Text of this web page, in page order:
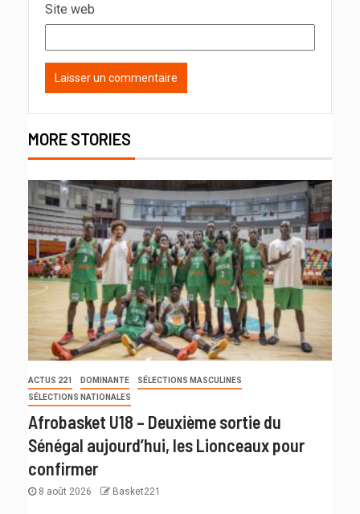
Site web
MORE STORIES
ACTUS 221 DOMINANTE
SÉLECTIONS MASCULINES
SÉLECTIONS NATIONALES
Afrobasket U18 – Deuxième sortie du
Sénégal aujourd’hui, les Lionceaux pour
confirmer
8 août 2026 Basket221